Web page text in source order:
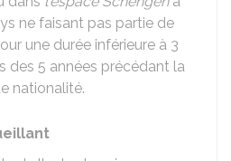
ne faisant pas partie de
une durée inférieure à 3
des 5 années précédant la
nationalité.